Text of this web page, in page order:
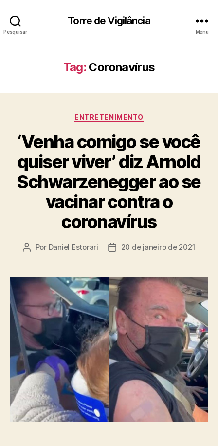
Pesquisar
Torre de Vigilância
Menu
Tag: Coronavírus
Categorias
ENTRETENIMENTO
‘Venha comigo se você
quiser viver’ diz Arnold
Schwarzenegger ao se
vacinar contra o
coronavírus
Autor
Por Daniel Estorari
Data20 de janeiro de 2021